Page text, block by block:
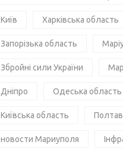
Київ Харківська область
Запорізька область
Збройні сили України
Дніпро Одеська область
Київська область
новости Мариуполя